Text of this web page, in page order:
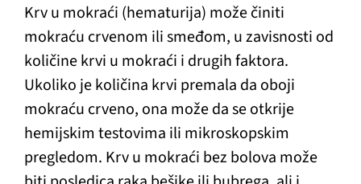
Krv u mokraći (hematurija) može činiti
mokraću crvenom ili smeđom, u zavisnosti od
količine krvi u mokraći i drugih faktora.
Ukoliko je količina krvi premala da oboji
mokraću crveno, ona može da se otkrije
hemijskim testovima ili mikroskopskim
pregledom. Krv u mokraći bez bolova može